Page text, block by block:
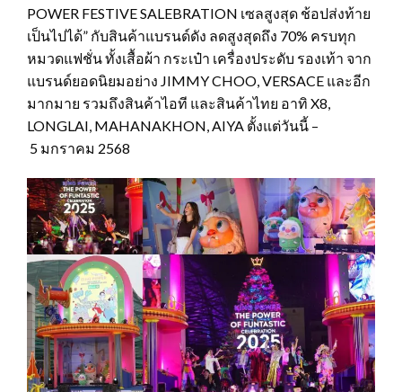
POWER FESTIVE SALEBRATION เซลสูงสุด ช้อปส่งท้าย
เป็นไปได้” กับสินค้าแบรนด์ดัง ลดสูงสุดถึง 70% ครบทุก
หมวดแฟชั่น ทั้งเสื้อผ้า กระเป๋า เครื่องประดับ รองเท้า จาก
แบรนด์ยอดนิยมอย่าง JIMMY CHOO, VERSACE และอีก
มากมาย รวมถึงสินค้าไอที และสินค้าไทย อาทิ X8,
LONGLAI, MAHANAKHON, AIYA ตั้งแต่วันนี้ –
5 มกราคม 2568